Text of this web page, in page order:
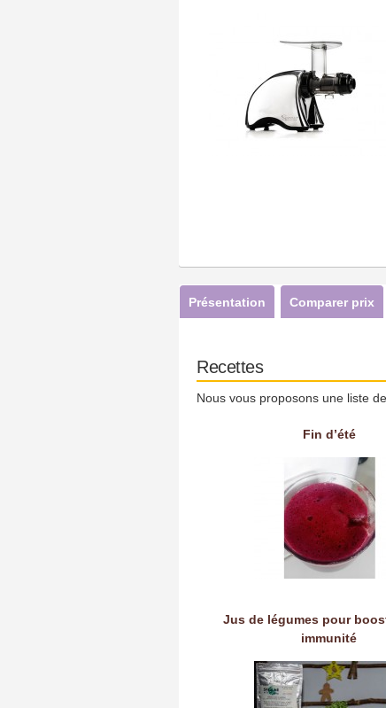
Présentation Comparer prix
Recettes
Nous vous proposons une liste
Fin d’été
Jus de légumes pour
immunité